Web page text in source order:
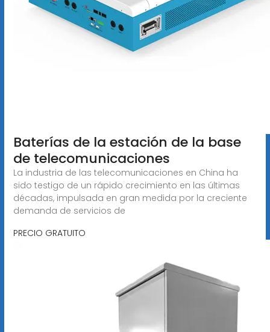
Baterías de la estación de la base
de telecomunicaciones
La industria de las telecomunicaciones en China ha
sido testigo de un rápido crecimiento en las últimas
décadas, impulsada en gran medida por la creciente
demanda de servicios de
PRECIO GRATUITO